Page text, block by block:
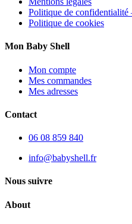
Politique de confidentialité
Politique de cookies
Mon Baby Shell
Mon compte
Mes commandes
Mes adresses
Contact
06 08 859 840
info@babyshell.fr
Nous suivre
About